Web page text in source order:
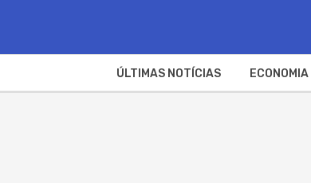
ÚLTIMAS NOTÍCIAS ECONOMIA